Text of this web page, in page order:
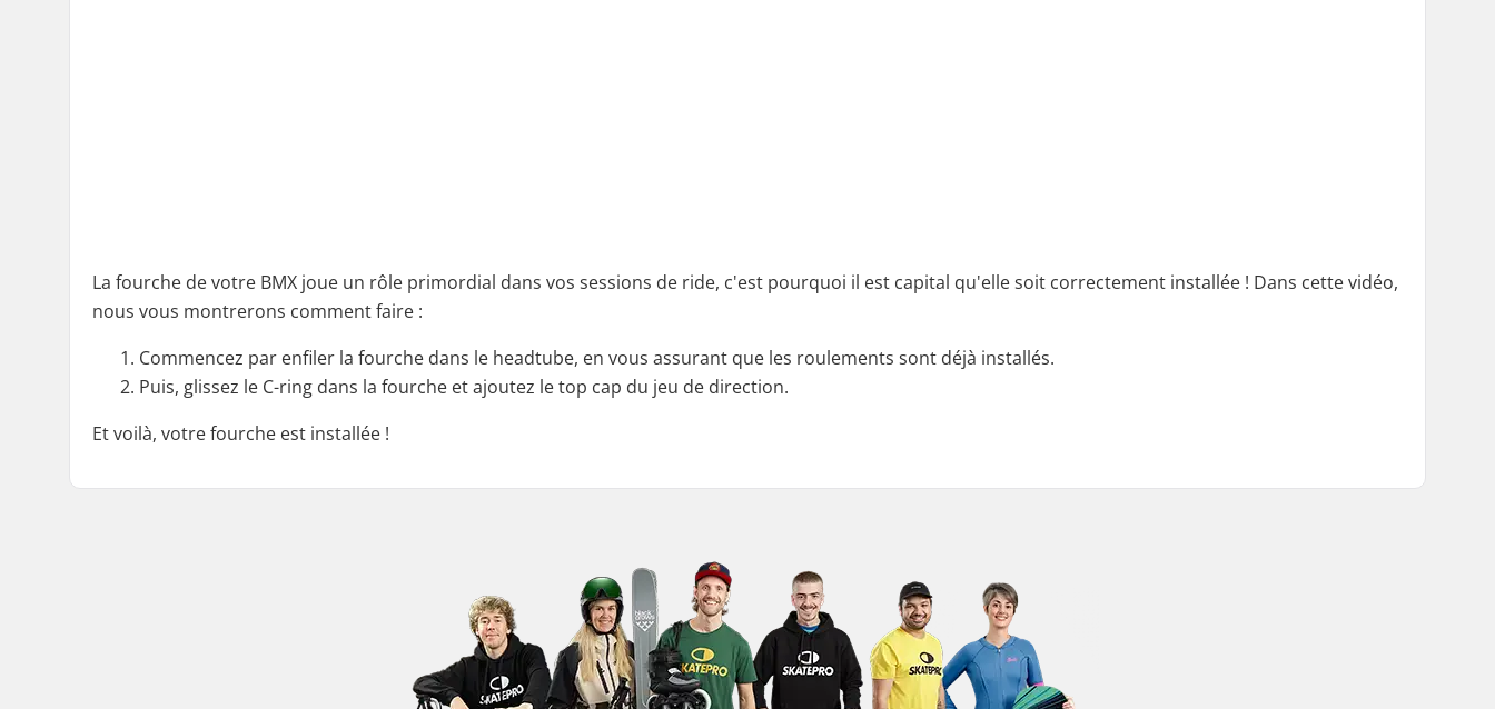
La fourche de votre BMX joue un rôle primordial dans vos sessions de ride, c'est pourquoi il est capital qu'elle soit correctement installée ! Dans cette vidéo,
nous vous montrerons comment faire :
Commencez par enfiler la fourche dans le headtube, en vous assurant que les roulements sont déjà installés.
Puis, glissez le C-ring dans la fourche et ajoutez le top cap du jeu de direction.
Et voilà, votre fourche est installée !